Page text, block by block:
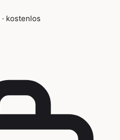
· kostenlos